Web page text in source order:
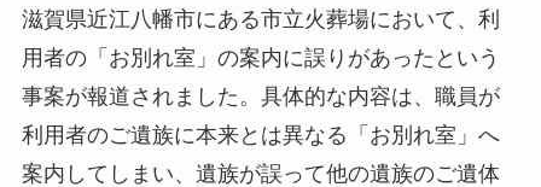
滋賀県近江八幡市にある市立火葬場において、利
用者の「お別れ室」の案内に誤りがあったという
事案が報道されました。具体的な内容は、職員が
利用者のご遺族に本来とは異なる「お別れ室」へ
案内してしまい、遺族が誤って他の遺族のご遺体